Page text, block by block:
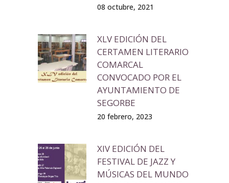
08 octubre, 2021
XLV EDICIÓN DEL
CERTAMEN LITERARIO
COMARCAL
CONVOCADO POR EL
AYUNTAMIENTO DE
SEGORBE
20 febrero, 2023
XIV EDICIÓN DEL
FESTIVAL DE JAZZ Y
MÚSICAS DEL MUNDO